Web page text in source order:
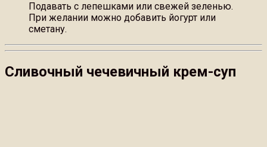
Подавать с лепешками или свежей зеленью.
При желании можно добавить йогурт или
сметану.
Сливочный чечевичный крем-суп